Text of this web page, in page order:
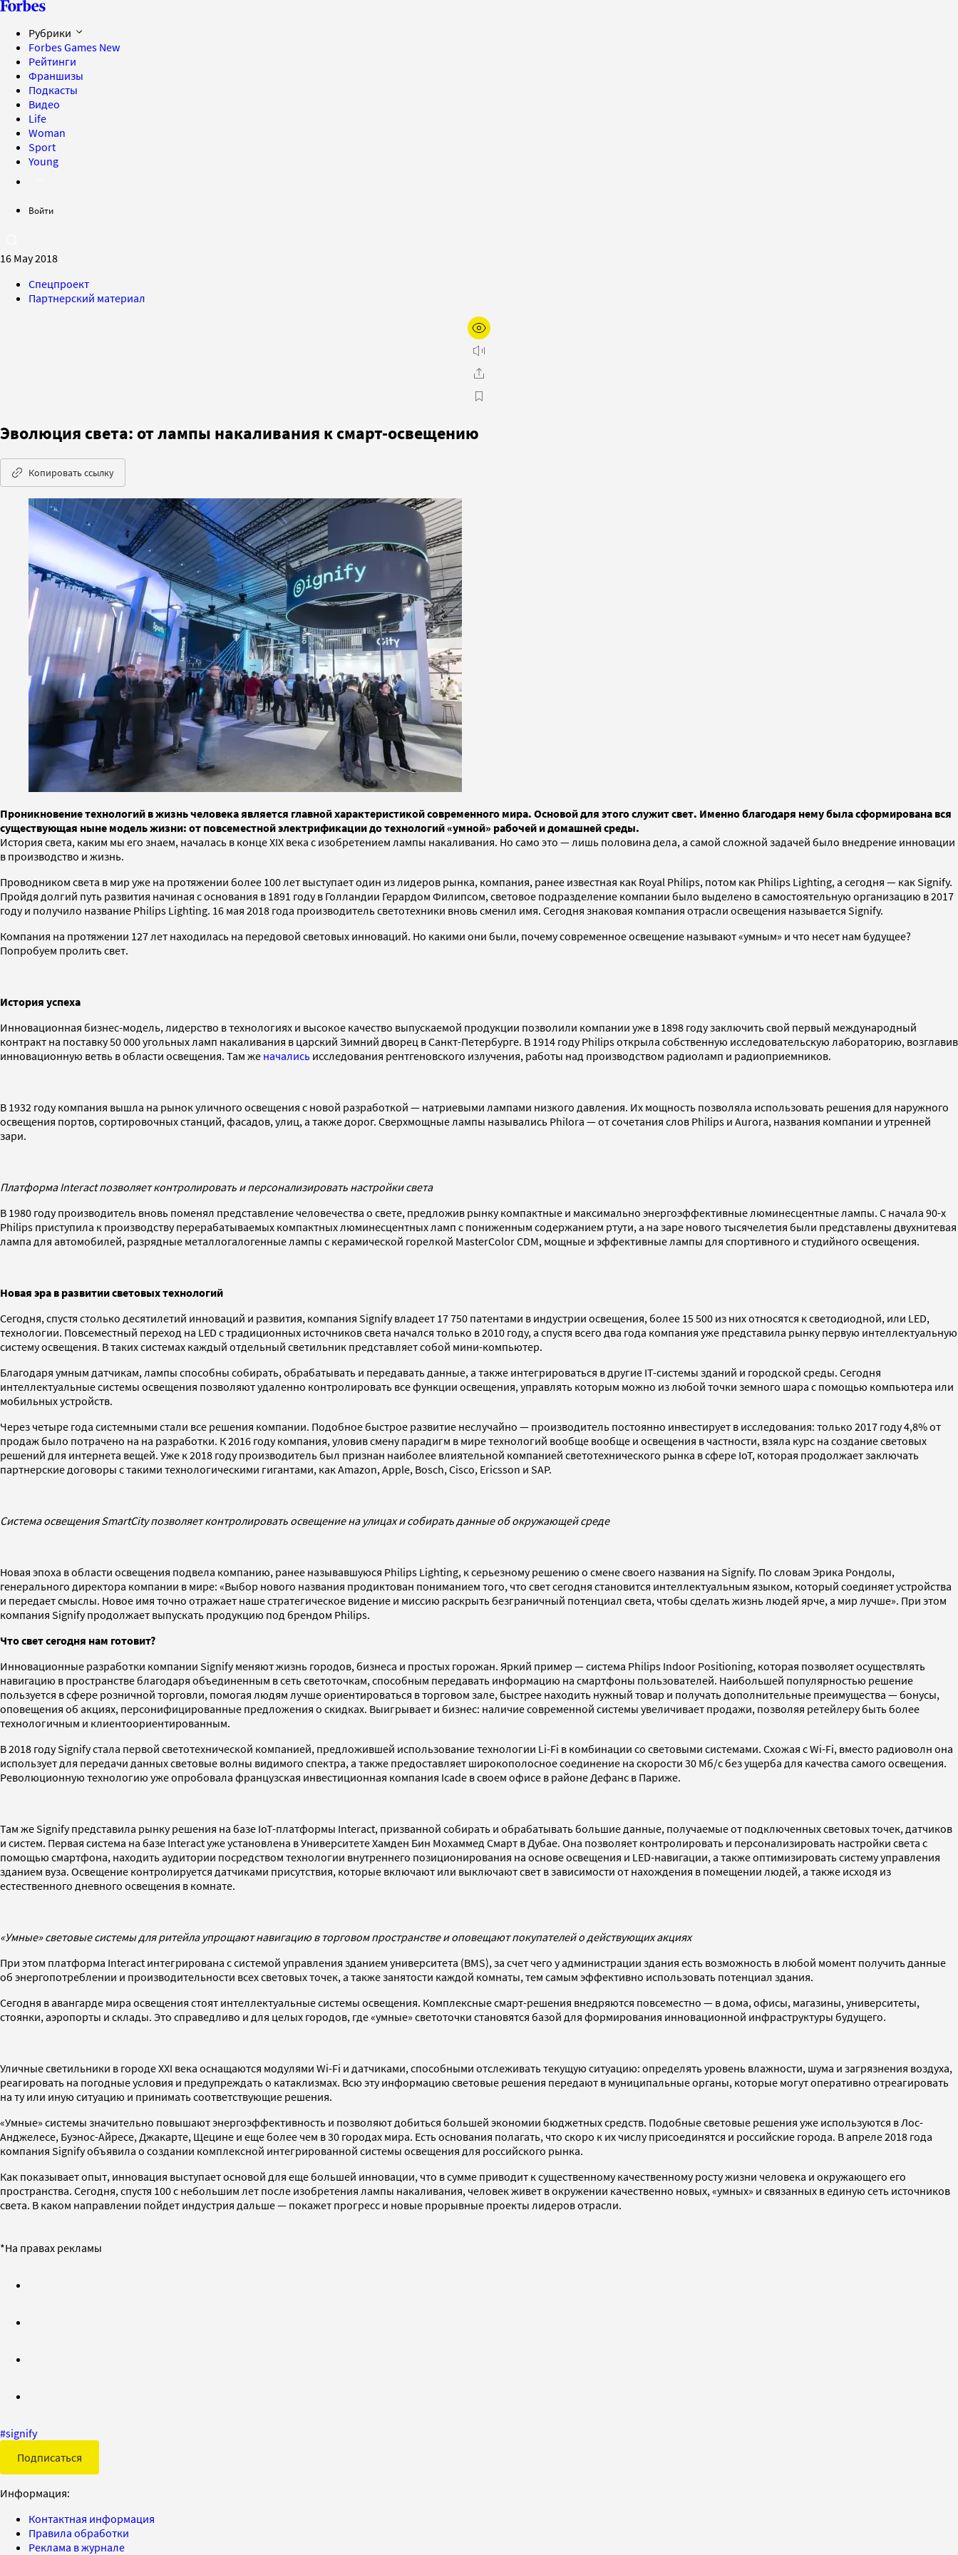
Рубрики
Forbes Games New
Рейтинги
Франшизы
Подкасты
Видео
Life
Woman
Sport
Young
Войти
16 May 2018
Спецпроект
Партнерский материал
Эволюция света: от лампы накаливания к смарт-освещению
Копировать ссылку
Проникновение технологий в жизнь человека является главной характеристикой современного мира. Основой для этого служит свет. Именно благодаря нему была сформирована вся
существующая ныне модель жизни: от повсеместной электрификации до технологий «умной» рабочей и домашней среды.
История света, каким мы его знаем, началась в конце XIX века с изобретением лампы накаливания. Но само это — лишь половина дела, а самой сложной задачей было внедрение инновации
в производство и жизнь.
Проводником света в мир уже на протяжении более 100 лет выступает один из лидеров рынка, компания, ранее известная как Royal Philips, потом как Philips Lighting, а сегодня — как Signify.
Пройдя долгий путь развития начиная с основания в 1891 году в Голландии Герардом Филипсом, световое подразделение компании было выделено в самостоятельную организацию в 2017
году и получило название Philips Lighting. 16 мая 2018 года производитель светотехники вновь сменил имя. Сегодня знаковая компания отрасли освещения называется Signify.
Компания на протяжении 127 лет находилась на передовой световых инноваций. Но какими они были, почему современное освещение называют «умным» и что несет нам будущее?
Попробуем пролить свет.
История успеха
Инновационная бизнес-модель, лидерство в технологиях и высокое качество выпускаемой продукции позволили компании уже в 1898 году заключить свой первый международный
контракт на поставку 50 000 угольных ламп накаливания в царский Зимний дворец в Санкт-Петербурге. В 1914 году Philips открыла собственную исследовательскую лабораторию, возглавив
инновационную ветвь в области освещения. Там же начались исследования рентгеновского излучения, работы над производством радиоламп и радиоприемников.
В 1932 году компания вышла на рынок уличного освещения с новой разработкой — натриевыми лампами низкого давления. Их мощность позволяла использовать решения для наружного
освещения портов, сортировочных станций, фасадов, улиц, а также дорог. Сверхмощные лампы назывались Philora — от сочетания слов Philips и Aurora, названия компании и утренней
зари.
Платформа Interact позволяет контролировать и персонализировать настройки света
В 1980 году производитель вновь поменял представление человечества о свете, предложив рынку компактные и максимально энергоэффективные люминесцентные лампы. С начала 90-х
Philips приступила к производству перерабатываемых компактных люминесцентных ламп с пониженным содержанием ртути, а на заре нового тысячелетия были представлены двухнитевая
лампа для автомобилей, разрядные металлогалогенные лампы с керамической горелкой MasterColor CDM, мощные и эффективные лампы для спортивного и студийного освещения.
Новая эра в развитии световых технологий
Сегодня, спустя столько десятилетий инноваций и развития, компания Signify владеет 17 750 патентами в индустрии освещения, более 15 500 из них относятся к светодиодной, или LED,
технологии. Повсеместный переход на LED c традиционных источников света начался только в 2010 году, а спустя всего два года компания уже представила рынку первую интеллектуальную
систему освещения. В таких системах каждый отдельный светильник представляет собой мини-компьютер.
Благодаря умным датчикам, лампы способны собирать, обрабатывать и передавать данные, а также интегрироваться в другие IT-системы зданий и городской среды. Сегодня
интеллектуальные системы освещения позволяют удаленно контролировать все функции освещения, управлять которым можно из любой точки земного шара с помощью компьютера или
мобильных устройств.
Через четыре года системными стали все решения компании. Подобное быстрое развитие неслучайно — производитель постоянно инвестирует в исследования: только 2017 году 4,8% от
продаж было потрачено на на разработки. К 2016 году компания, уловив смену парадигм в мире технологий вообще вообще и освещения в частности, взяла курс на создание световых
решений для интернета вещей. Уже к 2018 году производитель был признан наиболее влиятельной компанией светотехнического рынка в сфере IoT, которая продолжает заключать
партнерские договоры с такими технологическими гигантами, как Amazon, Apple, Bosch, Cisco, Ericsson и SAP.
Система освещения SmartCity позволяет контролировать освещение на улицах и собирать данные об окружающей среде
Новая эпоха в области освещения подвела компанию, ранее называвшуюся Philips Lighting, к серьезному решению о смене своего названия на Signify. По словам Эрика Рондолы,
генерального директора компании в мире: «Выбор нового названия продиктован пониманием того, что свет сегодня становится интеллектуальным языком, который соединяет устройства
и передает смыслы. Новое имя точно отражает наше стратегическое видение и миссию раскрыть безграничный потенциал света, чтобы сделать жизнь людей ярче, а мир лучше». При этом
компания Signify продолжает выпускать продукцию под брендом Philips.
Что свет сегодня нам готовит?
Инновационные разработки компании Signify меняют жизнь городов, бизнеса и простых горожан. Яркий пример — система Philips Indoor Positioning, которая позволяет осуществлять
навигацию в пространстве благодаря объединенным в сеть светоточкам, способным передавать информацию на смартфоны пользователей. Наибольшей популярностью решение
пользуется в сфере розничной торговли, помогая людям лучше ориентироваться в торговом зале, быстрее находить нужный товар и получать дополнительные преимущества — бонусы,
оповещения об акциях, персонифицированные предложения о скидках. Выигрывает и бизнес: наличие современной системы увеличивает продажи, позволяя ретейлеру быть более
технологичным и клиентоориентированным.
В 2018 году Signify стала первой светотехнической компанией, предложившей использование технологии Li-Fi в комбинации со световыми системами. Схожая с Wi-Fi, вместо радиоволн она
использует для передачи данных световые волны видимого спектра, а также предоставляет широкополосное соединение на скорости 30 Мб/с без ущерба для качества самого освещения.
Революционную технологию уже опробовала французская инвестиционная компания Icade в своем офисе в районе Дефанc в Париже.
Там же Signify представила рынку решения на базе IoT-платформы Interact, призванной собирать и обрабатывать большие данные, получаемые от подключенных световых точек, датчиков
и систем. Первая система на базе Interact уже установлена в Университете Хамден Бин Мохаммед Смарт в Дубае. Она позволяет контролировать и персонализировать настройки света с
помощью смартфона, находить аудитории посредством технологии внутреннего позиционирования на основе освещения и LED-навигации, а также оптимизировать систему управления
зданием вуза. Освещение контролируется датчиками присутствия, которые включают или выключают свет в зависимости от нахождения в помещении людей, а также исходя из
естественного дневного освещения в комнате.
«Умные» световые системы для ритейла упрощают навигацию в торговом пространстве и оповещают покупателей о действующих акциях
При этом платформа Interact интегрирована с системой управления зданием университета (BMS), за счет чего у администрации здания есть возможность в любой момент получить данные
об энергопотреблении и производительности всех световых точек, а также занятости каждой комнаты, тем самым эффективно использовать потенциал здания.
Сегодня в авангарде мира освещения стоят интеллектуальные системы освещения. Комплексные смарт-решения внедряются повсеместно — в дома, офисы, магазины, университеты,
стоянки, аэропорты и склады. Это справедливо и для целых городов, где «умные» светоточки становятся базой для формирования инновационной инфраструктуры будущего.
Уличные светильники в городе XXI века оснащаются модулями Wi-Fi и датчиками, способными отслеживать текущую ситуацию: определять уровень влажности, шума и загрязнения воздуха,
реагировать на погодные условия и предупреждать о катаклизмах. Всю эту информацию световые решения передают в муниципальные органы, которые могут оперативно отреагировать
на ту или иную ситуацию и принимать соответствующие решения.
«Умные» системы значительно повышают энергоэффективность и позволяют добиться большей экономии бюджетных средств. Подобные световые решения уже используются в Лос-
Анджелесе, Буэнос-Айресе, Джакарте, Щецине и еще более чем в 30 городах мира. Есть основания полагать, что скоро к их числу присоединятся и российские города. В апреле 2018 года
компания Signify объявила о создании комплексной интегрированной системы освещения для российского рынка.
Как показывает опыт, инновация выступает основой для еще большей инновации, что в сумме приводит к существенному качественному росту жизни человека и окружающего его
пространства. Сегодня, спустя 100 с небольшим лет после изобретения лампы накаливания, человек живет в окружении качественно новых, «умных» и связанных в единую сеть источников
света. В каком направлении пойдет индустрия дальше — покажет прогресс и новые прорывные проекты лидеров отрасли.
*На правах рекламы
#signify
Подписаться
Информация:
Контактная информация
Правила обработки
Реклама в журнале